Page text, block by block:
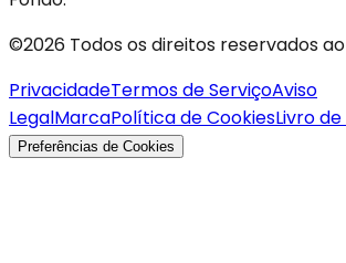
©2026 Todos os direitos reservados
PrivacidadeTermos de ServiçoAviso
LegalMarcaPolítica de CookiesLivro
Preferências de Cookies